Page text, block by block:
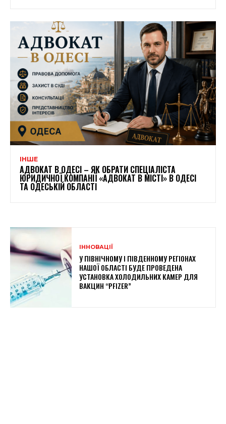
ІНШЕ
АДВОКАТ В ОДЕСІ – ЯК ОБРАТИ СПЕЦІАЛІСТА
ЮРИДИЧНОЇ КОМПАНІЇ «АДВОКАТ В МІСТІ» В ОДЕСІ
ТА ОДЕСЬКІЙ ОБЛАСТІ
ІННОВАЦІЇ
У ПІВНІЧНОМУ І ПІВДЕННОМУ РЕГІОНАХ
НАШОЇ ОБЛАСТІ БУДЕ ПРОВЕДЕНА
УСТАНОВКА ХОЛОДИЛЬНИХ КАМЕР ДЛЯ
ВАКЦИН “PFIZER”